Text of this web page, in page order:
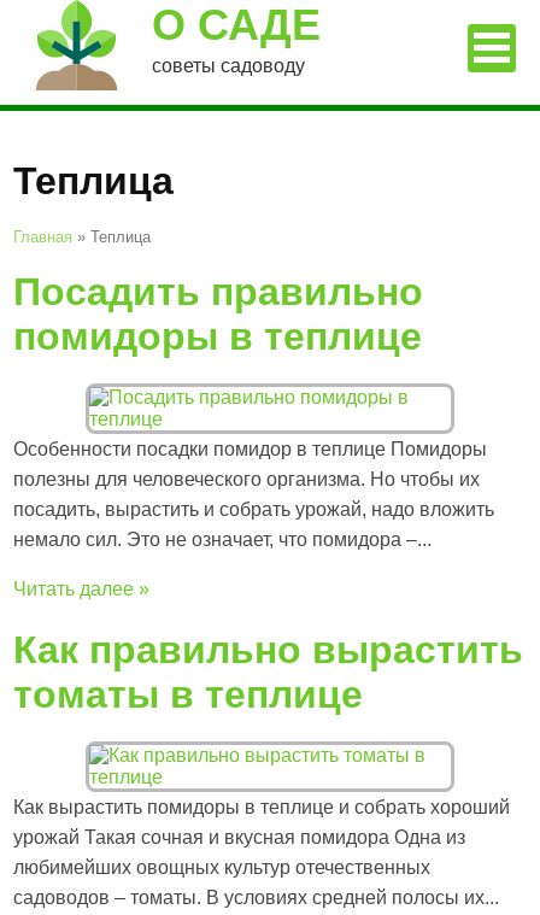
О САДЕ
советы садоводу
Теплица
Главная »Теплица
Посадить правильно
помидоры в теплице
Особенности посадки помидор в теплице Помидоры
полезны для человеческого организма. Но чтобы их
посадить, вырастить и собрать урожай, надо вложить
немало сил. Это не означает, что помидора –...
Читать далее »
Как правильно вырастить
томаты в теплице
Как вырастить помидоры в теплице и собрать хороший
урожай Такая сочная и вкусная помидора Одна из
любимейших овощных культур отечественных
садоводов – томаты. В условиях средней полосы их...